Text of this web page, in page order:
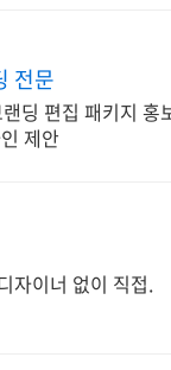
전문
딩 편집 패키지 홍
제안
자이너 없이 직접.